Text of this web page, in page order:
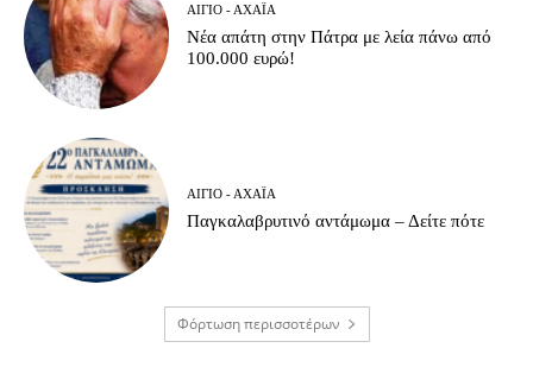
ΑΊΓΙΟ - ΑΧΑΪ́Α
Νέα απάτη στην Πάτρα με λεία πάνω από
100.000 ευρώ!
ΑΊΓΙΟ - ΑΧΑΪ́Α
Παγκαλαβρυτινό αντάμωμα – Δείτε πότε
Φόρτωση περισσοτέρων